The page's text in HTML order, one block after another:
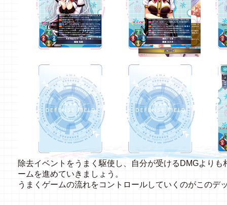
除去イベントをうまく駆使し、自分が受けるDMGより
ームを進めていきましょう。
うまくゲームの流れをコントロールしていくのがこのデ